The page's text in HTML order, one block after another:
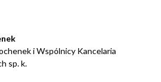
i Wspólnicy Kancelaria
sp. k.